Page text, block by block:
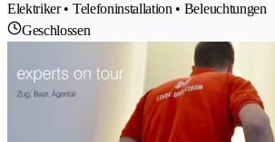
Elektriker • Telefoninstallation • Beleuchtungen
Geschlossen